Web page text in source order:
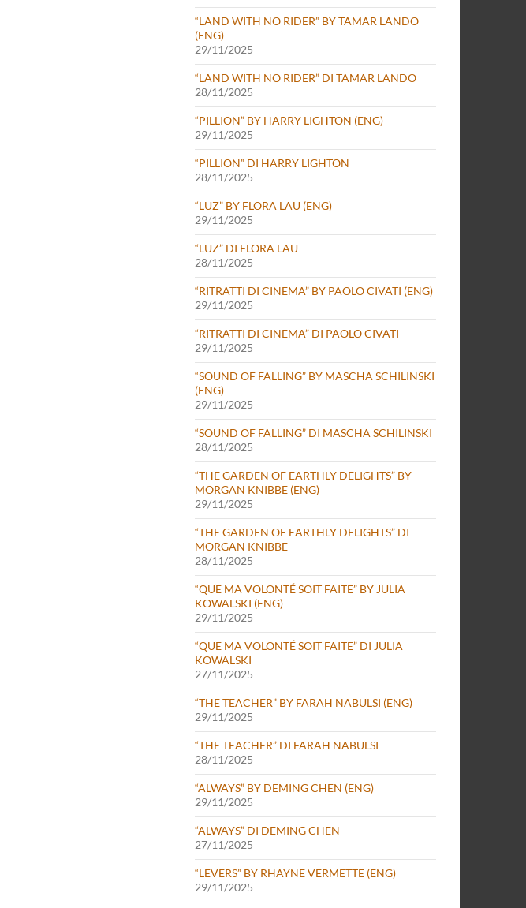
“LAND WITH NO RIDER” BY TAMAR LANDO
(ENG)
29/11/2025
“LAND WITH NO RIDER” DI TAMAR LANDO
28/11/2025
“PILLION” BY HARRY LIGHTON (ENG)
29/11/2025
“PILLION” DI HARRY LIGHTON
28/11/2025
“LUZ” BY FLORA LAU (ENG)
29/11/2025
“LUZ” DI FLORA LAU
28/11/2025
“RITRATTI DI CINEMA” BY PAOLO CIVATI (ENG)
29/11/2025
“RITRATTI DI CINEMA” DI PAOLO CIVATI
29/11/2025
“SOUND OF FALLING” BY MASCHA SCHILINSKI
(ENG)
29/11/2025
“SOUND OF FALLING” DI MASCHA SCHILINSKI
28/11/2025
“THE GARDEN OF EARTHLY DELIGHTS” BY
MORGAN KNIBBE (ENG)
29/11/2025
“THE GARDEN OF EARTHLY DELIGHTS” DI
MORGAN KNIBBE
28/11/2025
“QUE MA VOLONTÉ SOIT FAITE” BY JULIA
KOWALSKI (ENG)
29/11/2025
“QUE MA VOLONTÉ SOIT FAITE” DI JULIA
KOWALSKI
27/11/2025
“THE TEACHER” BY FARAH NABULSI (ENG)
29/11/2025
“THE TEACHER” DI FARAH NABULSI
28/11/2025
“ALWAYS” BY DEMING CHEN (ENG)
29/11/2025
“ALWAYS” DI DEMING CHEN
27/11/2025
“LEVERS” BY RHAYNE VERMETTE (ENG)
29/11/2025